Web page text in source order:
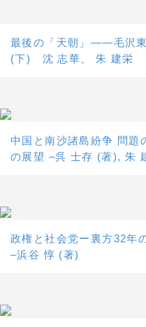
最後の「天朝」――毛沢
(下) 沈 志華、 朱 建栄
中国と南沙諸島紛争 問題
の展望 –呉 士存 (著), 朱
政権と社会党ー裏方32年
–浜谷 惇 (著)